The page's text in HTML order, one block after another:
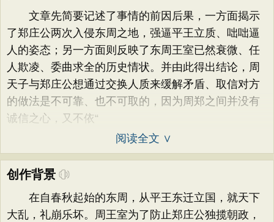
文章先简要记述了事情的前因后果，一方面揭示
了郑庄公两次入侵东周之地，强逼平王立质、咄咄逼
人的姿态；另一方面则反映了东周王室已然衰微、任
人欺凌、委曲求全的历史情状。并由此得出结论，周
天子与郑庄公想通过交换人质来缓解矛盾、取信对方
的做法是不可靠、也不可取的，因为周郑之间并没有
诚信之心，又不依“
阅读全文 ∨
创作背景
在自春秋起始的东周，从平王东迁立国，就天下
大乱，礼崩乐坏。周王室为了防止郑庄公独揽朝政，